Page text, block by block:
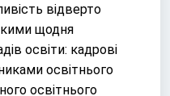
відверто
щодня
освіти: кадрові
освітнього
освітнього